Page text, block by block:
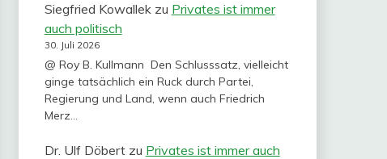
Siegfried Kowallekzu Privates ist immer
auch politisch
30. Juli 2026
@ Roy B. Kullmann Den Schlusssatz, vielleicht
ginge tatsächlich ein Ruck durch Partei,
Regierung und Land, wenn auch Friedrich
Merz…
Dr. Ulf Döbertzu Privates ist immer auch